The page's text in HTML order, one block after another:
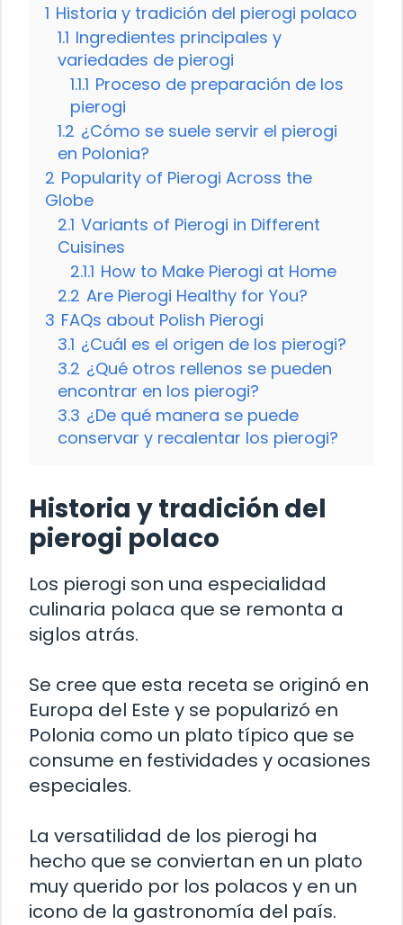
1 Historia y tradición del pierogi polaco
1.1 Ingredientes principales y
variedades de pierogi
1.1.1 Proceso de preparación de los
pierogi
1.2 ¿Cómo se suele servir el pierogi
en Polonia?
2 Popularity of Pierogi Across the
Globe
2.1 Variants of Pierogi in Different
Cuisines
2.1.1 How to Make Pierogi at Home
2.2 Are Pierogi Healthy for You?
3 FAQs about Polish Pierogi
3.1 ¿Cuál es el origen de los pierogi?
3.2 ¿Qué otros rellenos se pueden
encontrar en los pierogi?
3.3 ¿De qué manera se puede
conservar y recalentar los pierogi?
Historia y tradición del
pierogi polaco
Los pierogi son una especialidad
culinaria polaca que se remonta a
siglos atrás.
Se cree que esta receta se originó en
Europa del Este y se popularizó en
Polonia como un plato típico que se
consume en festividades y ocasiones
especiales.
La versatilidad de los pierogi ha
hecho que se conviertan en un plato
muy querido por los polacos y en un
icono de la gastronomía del país.